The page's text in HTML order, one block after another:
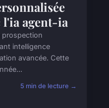
l'ia agent-ia
prospection
intelligence
avancée. Cette
5 min de lecture →